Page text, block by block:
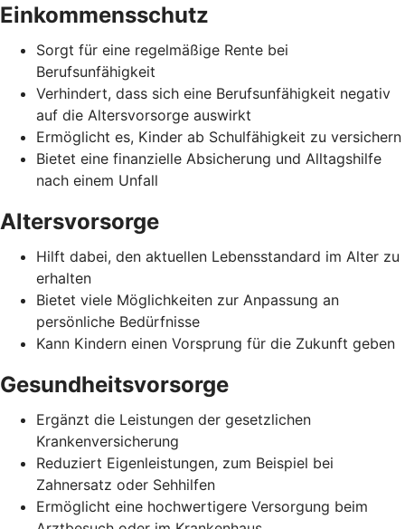
Einkommensschutz
Sorgt für eine regelmäßige Rente bei
Berufsunfähigkeit
Verhindert, dass sich eine Berufsunfähigkeit negativ
auf die Altersvorsorge auswirkt
Ermöglicht es, Kinder ab Schulfähigkeit zu versichern
Bietet eine finanzielle Absicherung und Alltagshilfe
nach einem Unfall
Altersvorsorge
Hilft dabei, den aktuellen Lebensstandard im Alter zu
erhalten
Bietet viele Möglichkeiten zur Anpassung an
persönliche Bedürfnisse
Kann Kindern einen Vorsprung für die Zukunft geben
Gesundheitsvorsorge
Ergänzt die Leistungen der gesetzlichen
Krankenversicherung
Reduziert Eigenleistungen, zum Beispiel bei
Zahnersatz oder Sehhilfen
Ermöglicht eine hochwertigere Versorgung beim